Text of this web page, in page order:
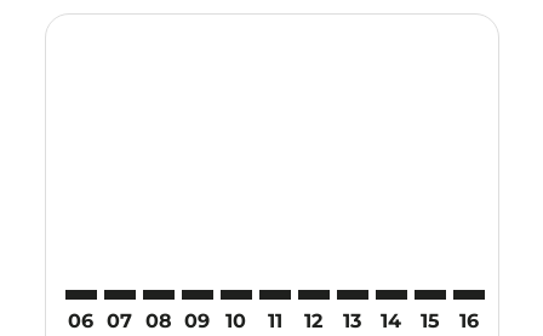
06 07 08 09 10 11 12 13 14 15 16